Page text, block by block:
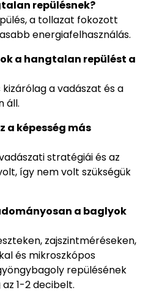
repülésnek?
a tollazat fokozott
energiafelhasználás.
a hangtalan repülést a
a vadászat és a
áll.
a képesség más
stratégiái és az
így nem volt szükségük
a baglyok
zajszintméréseken,
és mikroszkópos
repülésének
1-2 decibelt.